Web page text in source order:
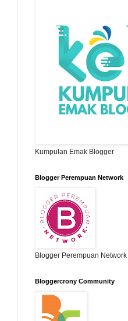
Kumpulan Emak Blogger
Blogger Perempuan Network
Blogger Perempuan Network
Bloggercrony Community